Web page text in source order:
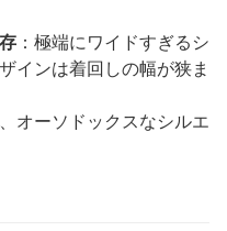
：極端にワイドすぎるシ
インは着回しの幅が狭ま
オーソドックスなシルエ